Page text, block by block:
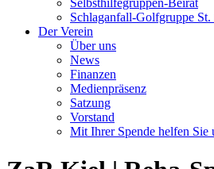
Selbsthilfegruppen-Beirat
Schlaganfall-Golfgruppe
Der Verein
Über uns
News
Finanzen
Medienpräsenz
Satzung
Vorstand
Mit Ihrer Spende helfen Sie